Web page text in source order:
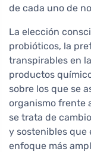
de cada uno de
La elección
probióticos, la
transpirables en
productos
sobre los que se
organismo frente
se trata de
y sostenibles que
enfoque más